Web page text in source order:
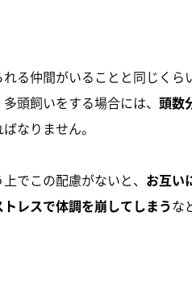
れる仲間がいることと同じくら
頭飼いをする場合には、 頭数
なりません。
でこの配慮がないと、 お互い
レスで体調を崩してしまうな